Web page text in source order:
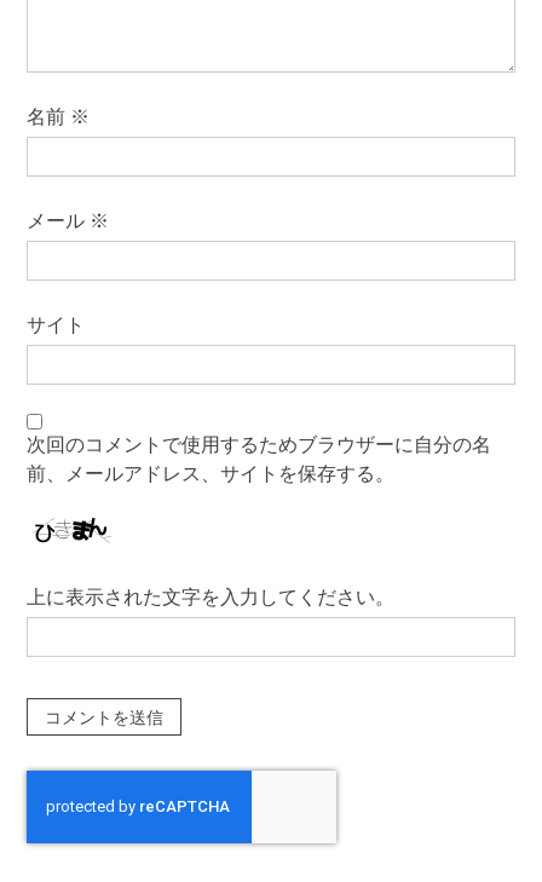
名前 ※
メール ※
サイト
次回のコメントで使用するためブラウザーに自分の名
前、メールアドレス、サイトを保存する。
上に表示された文字を入力してください。